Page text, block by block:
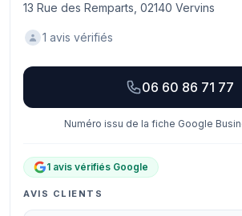
13 Rue des Remparts, 02140 Vervins
1 avis vérifiés
06 60 86 71 77
Numéro issu de la fiche Google
1 avis vérifiés Google
AVIS CLIENTS